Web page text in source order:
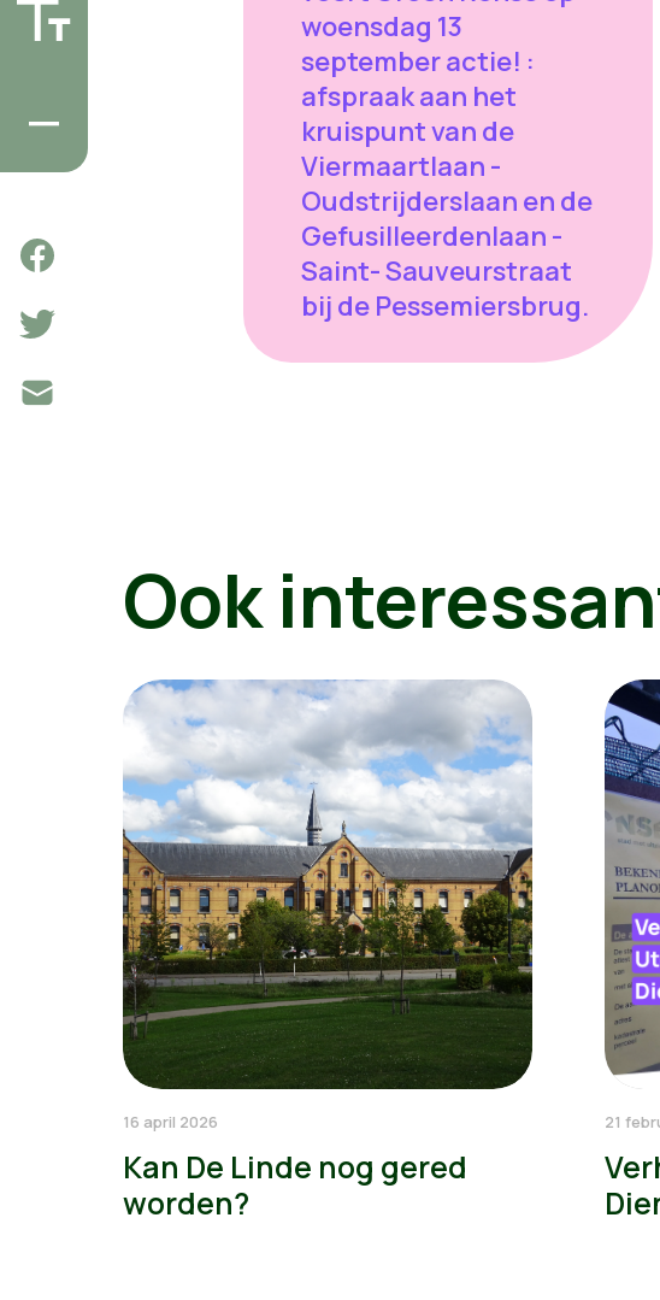
woensdag 13
september actie! :
afspraak aan het
kruispunt van de
Viermaartlaan -
Oudstrijderslaan en de
Gefusilleerdenlaan -
Saint- Sauveurstraat
bij de Pessemiersbrug.
Ook
16 april 2026
Kan De Linde nog gered
worden?
21